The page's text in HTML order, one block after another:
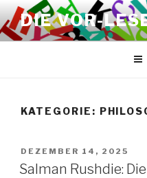
Zum
Inhalt
springen
DIE VOR-
KATEGORIE:
VERÖFFENTLICHT
AM
DEZEMBER 14, 2025
Salman Rushdie: